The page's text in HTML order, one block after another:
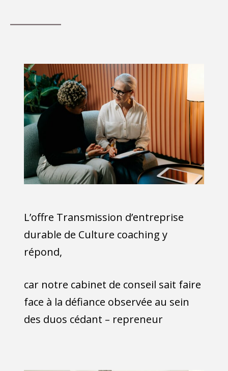
L’offre Transmission d’entreprise
durable de Culture coaching y
répond,
car notre cabinet de conseil sait faire
face à la défiance observée au sein
des duos cédant – repreneur